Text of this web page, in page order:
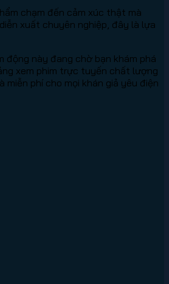
chạm đến cảm xúc thật mà
xuất chuyên nghiệp, đây là lựa
động này đang chờ bạn khám phá
xem phim trực tuyến chất lượng
miễn phí cho mọi khán giả yêu điện